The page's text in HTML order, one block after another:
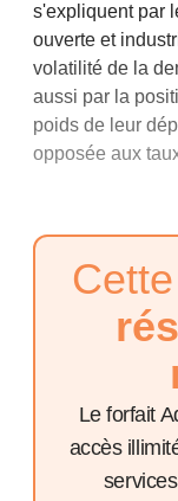
s'expliquent par
ouverte et
volatilité de la
aussi par la
poids de leur
opposée aux
Le forfait
accès